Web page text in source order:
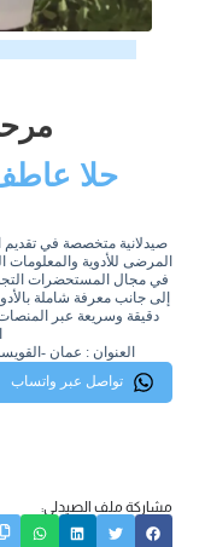
حلا
صيدلانية متخصصة في
المرضى للأدوية والمعلومات
إلى جانب معرفة شاملة
دقيقة وسريعة عبر
العنوان : عمان -
تواصل عبر واتساب
مشاركة ملف الصيدلي: